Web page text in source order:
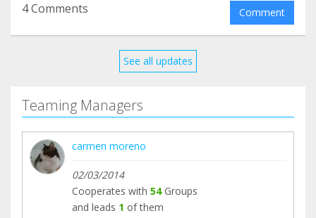
4 Comments Comment
See all updates
Teaming Managers
carmen moreno
02/03/2014
Cooperates with 54Groups
and leads 1 of them